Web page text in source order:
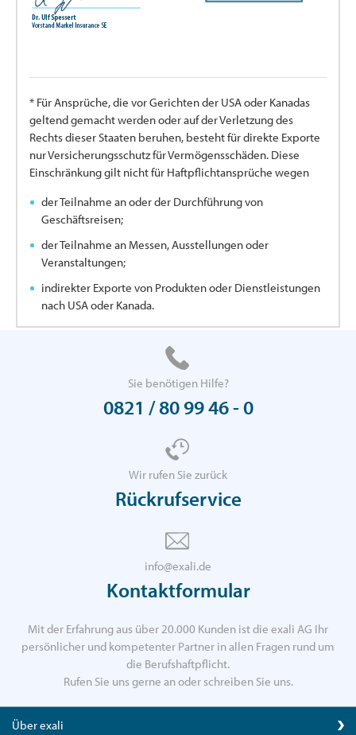
* Für Ansprüche, die vor Gerichten der USA oder Kanadas
geltend gemacht werden oder auf der Verletzung des
Rechts dieser Staaten beruhen, besteht für direkte Exporte
nur Versicherungsschutz für Vermögensschäden. Diese
Einschränkung gilt nicht für Haftpflichtansprüche wegen
der Teilnahme an oder der Durchführung von
Geschäftsreisen;
der Teilnahme an Messen, Ausstellungen oder
Veranstaltungen;
indirekter Exporte von Produkten oder Dienstleistungen
nach USA oder Kanada.
Sie benötigen Hilfe?
0821 / 80 99 46 - 0
Wir rufen Sie zurück
Rückrufservice
info@exali.de
Kontaktformular
Mit der Erfahrung aus über 20.000 Kunden ist die exali AG Ihr
persönlicher und kompetenter Partner in allen Fragen rund um
die Berufshaftpflicht.
Rufen Sie uns gerne an oder schreiben Sie uns.
Über exali